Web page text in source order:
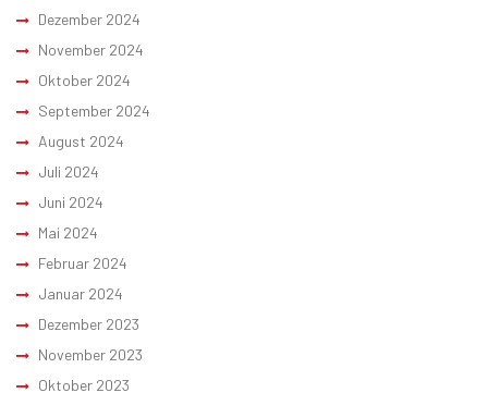
Dezember 2024
November 2024
Oktober 2024
September 2024
August 2024
Juli 2024
Juni 2024
Mai 2024
Februar 2024
Januar 2024
Dezember 2023
November 2023
Oktober 2023